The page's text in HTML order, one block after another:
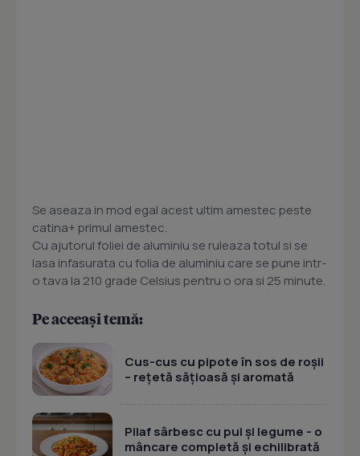
Se aseaza in mod egal acest ultim amestec peste
catina+ primul amestec.
Cu ajutorul foliei de aluminiu se ruleaza totul si se
lasa infasurata cu folia de aluminiu care se pune intr-
o tava la 210 grade Celsius pentru o ora si 25 minute.
Pe aceeași temă:
Cus-cus cu pipote în sos de roșii
– rețetă sățioasă și aromată
Pilaf sârbesc cu pui și legume - o
mâncare completă și echilibrată